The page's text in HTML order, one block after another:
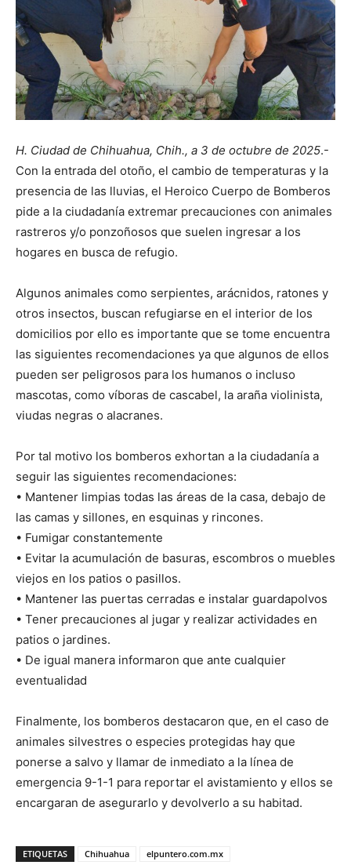
H. Ciudad de Chihuahua, Chih., a 3 de octubre de 2025.-
Con la entrada del otoño, el cambio de temperaturas y la
presencia de las lluvias, el Heroico Cuerpo de Bomberos
pide a la ciudadanía extremar precauciones con animales
rastreros y/o ponzoñosos que suelen ingresar a los
hogares en busca de refugio.
Algunos animales como serpientes, arácnidos, ratones y
otros insectos, buscan refugiarse en el interior de los
domicilios por ello es importante que se tome encuentra
las siguientes recomendaciones ya que algunos de ellos
pueden ser peligrosos para los humanos o incluso
mascotas, como víboras de cascabel, la araña violinista,
viudas negras o alacranes.
Por tal motivo los bomberos exhortan a la ciudadanía a
seguir las siguientes recomendaciones:
• Mantener limpias todas las áreas de la casa, debajo de
las camas y sillones, en esquinas y rincones.
• Fumigar constantemente
• Evitar la acumulación de basuras, escombros o muebles
viejos en los patios o pasillos.
• Mantener las puertas cerradas e instalar guardapolvos
• Tener precauciones al jugar y realizar actividades en
patios o jardines.
• De igual manera informaron que ante cualquier
eventualidad
Finalmente, los bomberos destacaron que, en el caso de
animales silvestres o especies protegidas hay que
ponerse a salvo y llamar de inmediato a la línea de
emergencia 9-1-1 para reportar el avistamiento y ellos se
encargaran de asegurarlo y devolverlo a su habitad.
ETIQUETAS Chihuahua elpuntero.com.mx